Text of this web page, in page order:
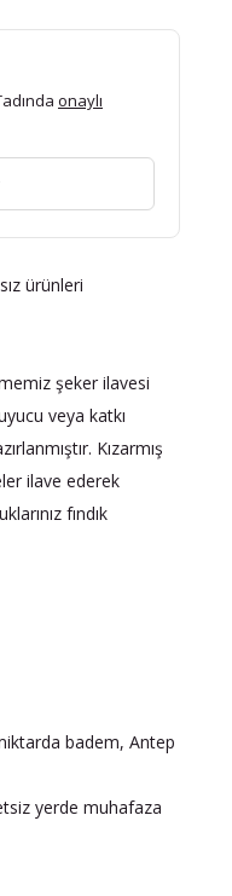
onaylı
ürünleri
şeker ilavesi
veya katkı
Kızarmış
ilave ederek
fındık
badem, Antep
yerde muhafaza